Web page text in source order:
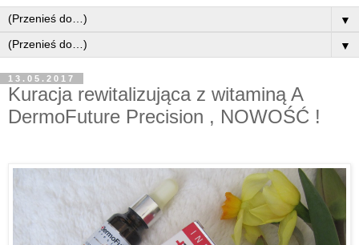
▼
▼
13.05.2017
Kuracja rewitalizująca z witaminą A
DermoFuture Precision , NOWOŚĆ !